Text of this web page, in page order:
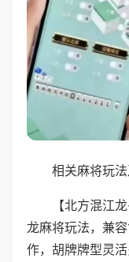
相关麻将玩
【北方混江
龙麻将玩法，兼
作，胡牌牌型灵